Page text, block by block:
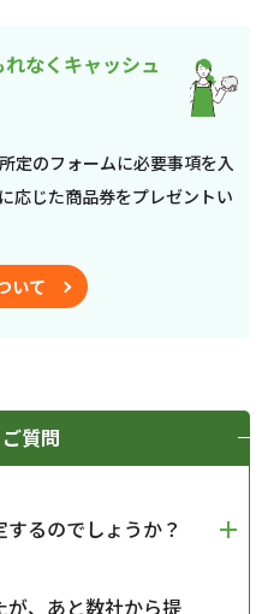
なくキャッシュ
定のフォームに必要事項を入
応じた商品券をプレゼントい
いて
質問
るのでしょうか？
、あと数社から提